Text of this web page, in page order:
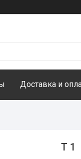
Доставка и
T 1